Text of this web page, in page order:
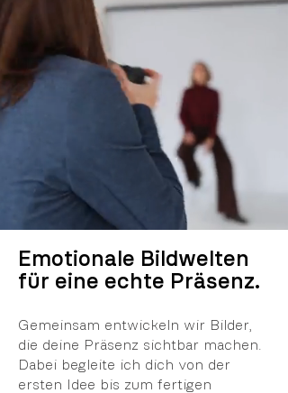
Emotionale Bildwelten
für eine echte Präsenz.
Gemeinsam entwickeln wir Bilder,
die deine Präsenz sichtbar machen.
Dabei begleite ich dich von der
ersten Idee bis zum fertigen